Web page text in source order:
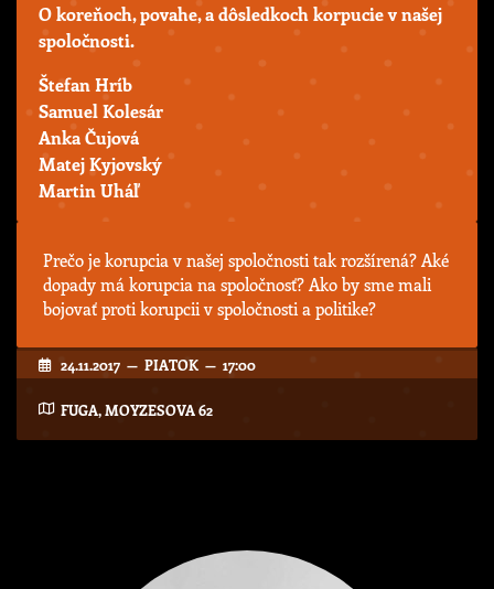
O koreňoch, povahe, a dôsledkoch korpucie v našej
spoločnosti.
Štefan Hríb
Samuel Kolesár
Anka Čujová
Matej Kyjovský
Martin Uháľ
Prečo je korupcia v našej spoločnosti tak rozšírená? Aké
dopady má korupcia na spoločnosť? Ako by sme mali
bojovať proti korupcii v spoločnosti a politike?
24.11.2017 — PIATOK — 17:00
FUGA, MOYZESOVA 62